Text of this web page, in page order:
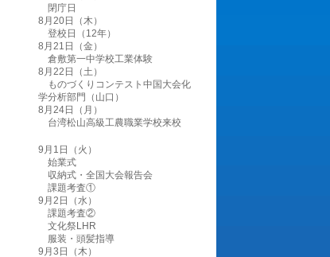
閉庁日
8月20日（木）
登校日（12年）
8月21日（金）
倉敷第一中学校工業体験
8月22日（土）
ものづくりコンテスト中国大会化
学分析部門（山口）
8月24日（月）
台湾松山高級工農職業学校来校
9月1日（火）
始業式
収納式・全国大会報告会
課題考査①
9月2日（水）
課題考査②
文化祭LHR
服装・頭髪指導
9月3日（木）